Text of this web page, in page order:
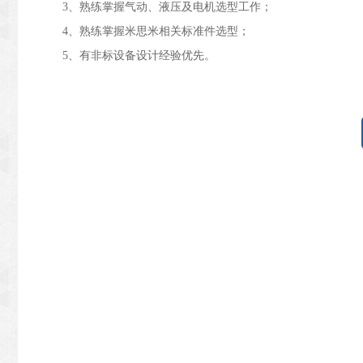
3、熟练掌握气动、液压及电机选型工作；
4、熟练掌握米思米相关标准件选型；
5、有非标设备设计经验优先。